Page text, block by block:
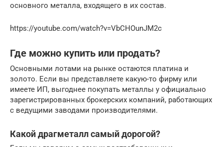
основного металла, входящего в их состав.
https://youtube.com/watch?v=VbCHOunJM2c
Где можно купить или продать?
Основными лотами на рынке остаются платина и
золото. Если вы представляете какую-то фирму или
имеете ИП, выгоднее покупать металлы у официально
зарегистрированных брокерских компаний, работающих
с ведущими заводами производителями.
Какой драгметалл самый дорогой?